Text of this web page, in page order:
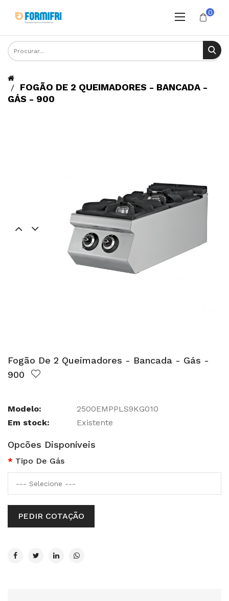
0
FOGÃO DE 2 QUEIMADORES - BANCADA -
GÁS - 900
Fogão De 2 Queimadores - Bancada - Gás -
900
Modelo:
2500EMPPLS9KG010
Em stock:
Existente
Opcões Disponíveis
Tipo De Gás
PEDIR COTAÇÃO